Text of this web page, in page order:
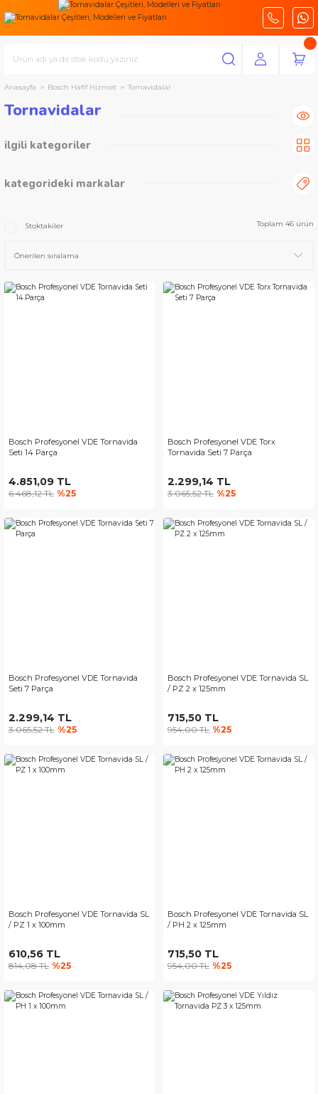
Anasayfa Bosch Hafif Hizmet Tornavidalar
Tornavidalar
ilgili kategoriler
kategorideki markalar
Stoktakiler Toplam 46 ürün
Bosch Profesyonel VDE Tornavida
Seti 14 Parça
4.851,09 TL
6.468,12 TL %25
Bosch Profesyonel VDE Torx
Tornavida Seti 7 Parça
2.299,14 TL
3.065,52 TL %25
Bosch Profesyonel VDE Tornavida
Seti 7 Parça
2.299,14 TL
3.065,52 TL %25
Bosch Profesyonel VDE Tornavida SL
/ PZ 2 x 125mm
715,50 TL
954,00 TL %25
Bosch Profesyonel VDE Tornavida SL
/ PZ 1 x 100mm
610,56 TL
814,08 TL %25
Bosch Profesyonel VDE Tornavida SL
/ PH 2 x 125mm
715,50 TL
954,00 TL %25